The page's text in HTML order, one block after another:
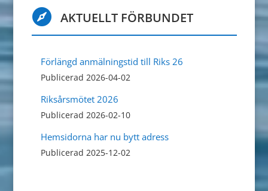
 AKTUELLT FÖRBUNDET
Förlängd anmälningstid till Riks 26
Publicerad 2026-04-02
Riksårsmötet 2026
Publicerad 2026-02-10
Hemsidorna har nu bytt adress
Publicerad 2025-12-02